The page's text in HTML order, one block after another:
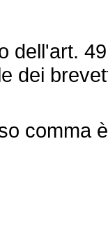
dell'art.
dei
comma